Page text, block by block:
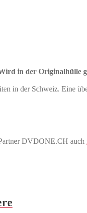
in der Originalhülle
in der Schweiz. Eine
DVDONE.CH auch